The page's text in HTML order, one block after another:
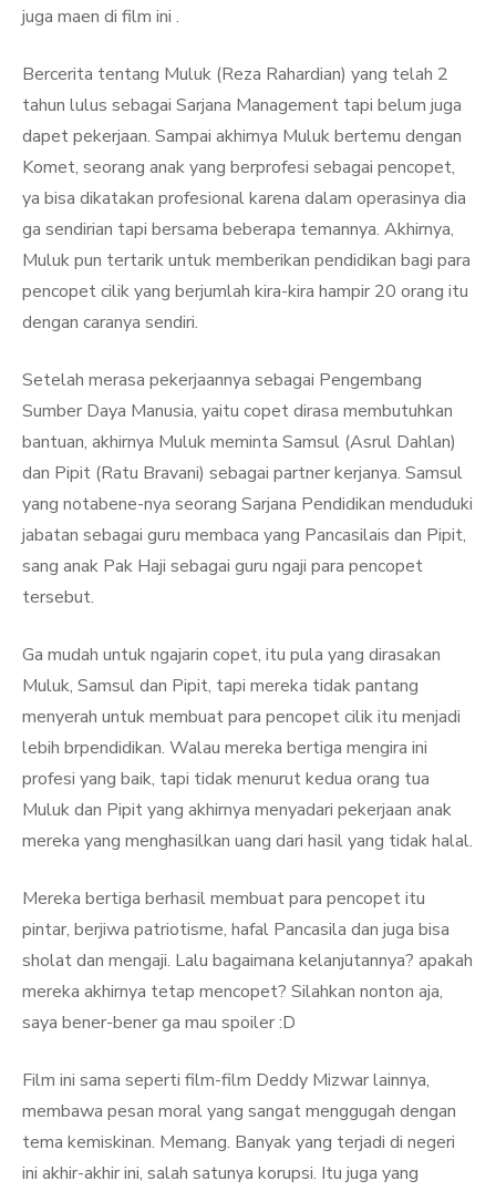
juga maen di film ini .
Bercerita tentang Muluk (Reza Rahardian) yang telah 2
tahun lulus sebagai Sarjana Management tapi belum juga
dapet pekerjaan. Sampai akhirnya Muluk bertemu dengan
Komet, seorang anak yang berprofesi sebagai pencopet,
ya bisa dikatakan profesional karena dalam operasinya dia
ga sendirian tapi bersama beberapa temannya. Akhirnya,
Muluk pun tertarik untuk memberikan pendidikan bagi para
pencopet cilik yang berjumlah kira-kira hampir 20 orang itu
dengan caranya sendiri.
Setelah merasa pekerjaannya sebagai Pengembang
Sumber Daya Manusia, yaitu copet dirasa membutuhkan
bantuan, akhirnya Muluk meminta Samsul (Asrul Dahlan)
dan Pipit (Ratu Bravani) sebagai partner kerjanya. Samsul
yang notabene-nya seorang Sarjana Pendidikan menduduki
jabatan sebagai guru membaca yang Pancasilais dan Pipit,
sang anak Pak Haji sebagai guru ngaji para pencopet
tersebut.
Ga mudah untuk ngajarin copet, itu pula yang dirasakan
Muluk, Samsul dan Pipit, tapi mereka tidak pantang
menyerah untuk membuat para pencopet cilik itu menjadi
lebih brpendidikan. Walau mereka bertiga mengira ini
profesi yang baik, tapi tidak menurut kedua orang tua
Muluk dan Pipit yang akhirnya menyadari pekerjaan anak
mereka yang menghasilkan uang dari hasil yang tidak halal.
Mereka bertiga berhasil membuat para pencopet itu
pintar, berjiwa patriotisme, hafal Pancasila dan juga bisa
sholat dan mengaji. Lalu bagaimana kelanjutannya? apakah
mereka akhirnya tetap mencopet? Silahkan nonton aja,
saya bener-bener ga mau spoiler :D
Film ini sama seperti film-film Deddy Mizwar lainnya,
membawa pesan moral yang sangat menggugah dengan
tema kemiskinan. Memang. Banyak yang terjadi di negeri
ini akhir-akhir ini, salah satunya korupsi. Itu juga yang